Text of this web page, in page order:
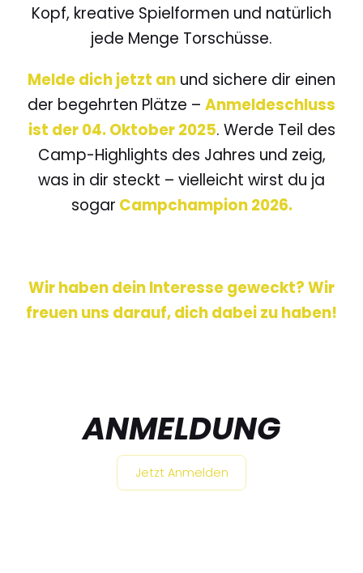
Kopf, kreative Spielformen und natürlich
jede Menge Torschüsse.
Melde dich jetzt an und sichere dir einen
der begehrten Plätze – Anmeldeschluss
ist der 04. Oktober 2025. Werde Teil des
Camp-Highlights des Jahres und zeig,
was in dir steckt – vielleicht wirst du ja
sogar Campchampion 2026.
Wir haben dein Interesse geweckt? Wir
freuen uns darauf, dich dabei zu haben!
ANMELDUNG
Jetzt Anmelden